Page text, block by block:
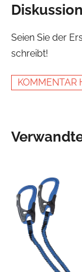
Diskussion
Seien Sie der
schreibt!
KOMMENTAR